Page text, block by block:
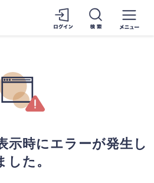
示時にエラーが発生し
した。